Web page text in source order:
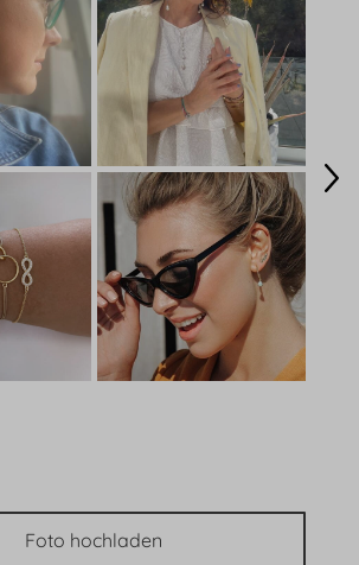
Foto hochladen